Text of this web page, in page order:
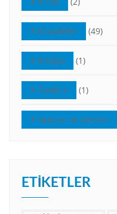
Makaleler (49)
Medya (1)
Tanıklık (1)
Vaazlar ve Dersler
ETIKETLER